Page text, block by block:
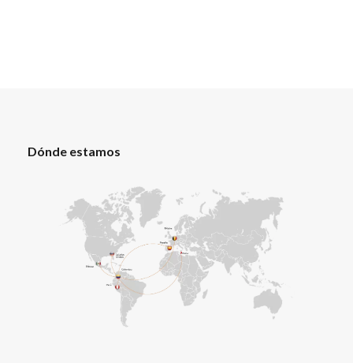
Dónde estamos